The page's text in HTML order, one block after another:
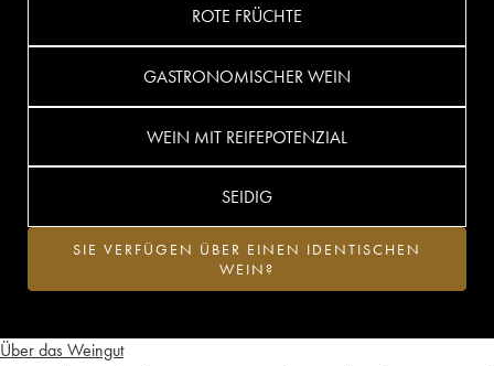
Über das Weingut
ROTE FRÜCHTE
GASTRONOMISCHER WEIN
WEIN MIT REIFEPOTENZIAL
SEIDIG
SIE VERFÜGEN ÜBER EINEN IDENTISCHEN
WEIN?